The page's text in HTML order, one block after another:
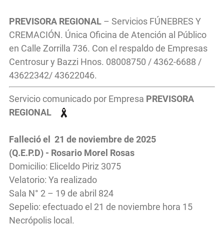
PREVISORA REGIONAL – Servicios FÚNEBRES Y
CREMACIÓN. Única Oficina de Atención al Público
en Calle Zorrilla 736. Con el respaldo de Empresas
Centrosur y Bazzi Hnos. 08008750 / 4362-6688 /
43622342/ 43622046.
Servicio comunicado por Empresa PREVISORA
REGIONAL
Falleció el 21 de noviembre de 2025
(Q.E.P.D) - Rosario Morel Rosas
Domicilio: Eliceldo Piriz 3075
Velatorio: Ya realizado
Sala N° 2 – 19 de abril 824
Sepelio: efectuado el 21 de noviembre hora 15
Necrópolis local.